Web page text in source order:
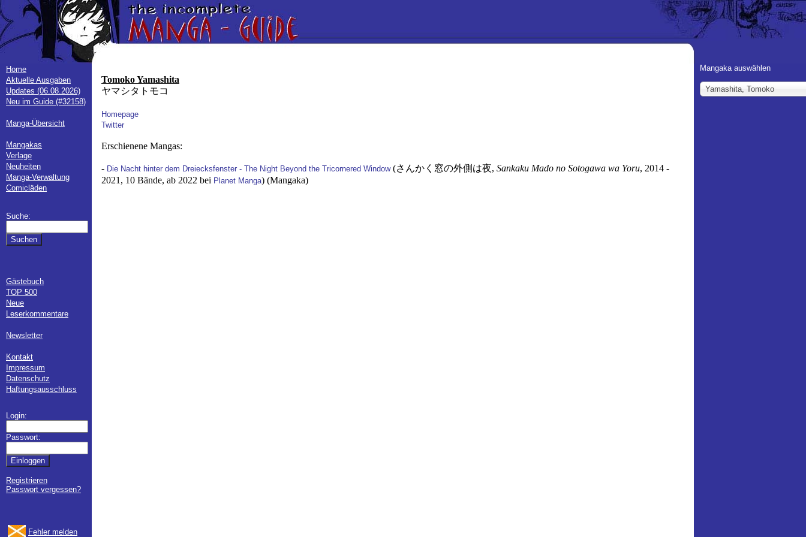
Home
Aktuelle Ausgaben
Updates (06.08.2026)
Neu im Guide (#32158)
Manga-Übersicht
Mangakas
Verlage
Neuheiten
Manga-Verwaltung
Comicläden
Suche:
Gästebuch
TOP 500
Neue
Leserkommentare
Newsletter
Kontakt
Impressum
Datenschutz
Haftungsausschluss
Login:
Passwort:
Registrieren
Passwort vergessen?
Fehler melden
Tomoko Yamashita
ヤマシタトモコ
Homepage
Twitter
Erschienene Mangas:
- Die Nacht hinter dem Dreiecksfenster - The Night Beyond the Tricornered Window(さんかく窓の外側は夜, Sankaku Mado no Sotogawa wa Yoru, 2014 -
2021, 10 Bände, ab 2022 bei Planet Manga) (Mangaka)
Mangaka auswählen
Yamashita, Tomoko